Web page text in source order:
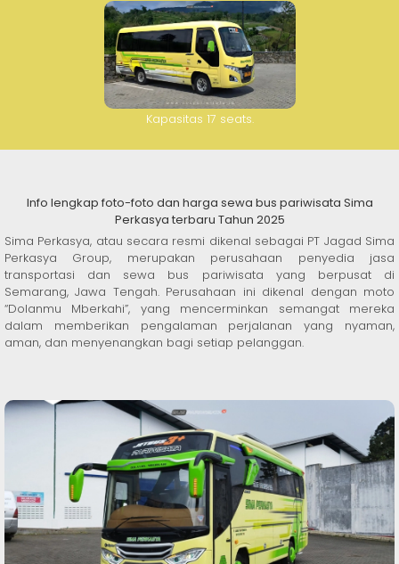
Kapasitas 17 seats.
Info lengkap foto-foto dan harga sewa bus pariwisata Sima
Perkasya terbaru Tahun 2025
Sima Perkasya, atau secara resmi dikenal sebagai PT Jagad Sima
Perkasya Group, merupakan perusahaan penyedia jasa
transportasi dan sewa bus pariwisata yang berpusat di
Semarang, Jawa Tengah. Perusahaan ini dikenal dengan moto
“Dolanmu Mberkahi”, yang mencerminkan semangat mereka
dalam memberikan pengalaman perjalanan yang nyaman,
aman, dan menyenangkan bagi setiap pelanggan.